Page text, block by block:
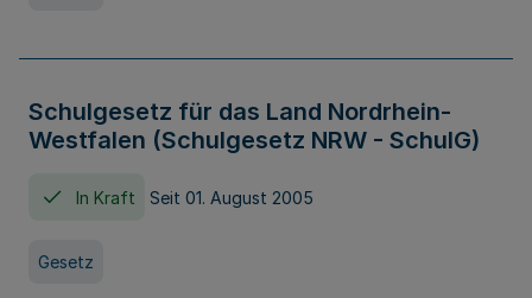
Schulgesetz für das Land Nordrhein-
Westfalen (Schulgesetz NRW - SchulG)
In Kraft Seit 01. August 2005
Gesetz